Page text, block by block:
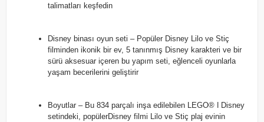
talimatları keşfedin
Disney binası oyun seti – Popüler Disney Lilo ve Stiç
filminden ikonik bir ev, 5 tanınmış Disney karakteri ve bir
sürü aksesuar içeren bu yapım seti, eğlenceli oyunlarla
yaşam becerilerini geliştirir
Boyutlar – Bu 834 parçalı inşa edilebilen LEGO® ǀ Disney
setindeki, popülerDisney filmi Lilo ve Stiç plaj evinin